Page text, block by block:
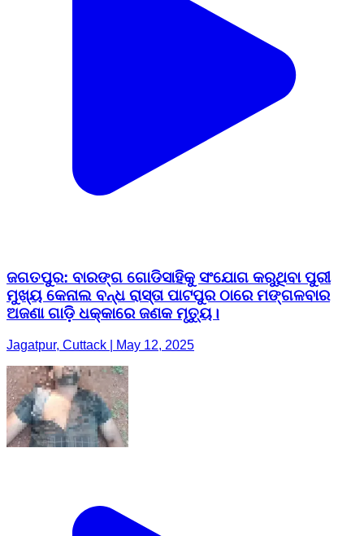
ଜଗତପୁର: ବାରଙ୍ଗ ଗୋଡିସାହିକୁ ସଂଯୋଗ କରୁଥିବା ପୁରୀ
ମୁଖ୍ୟ କେନାଲ ବନ୍ଧ ରାସ୍ତା ପାଟପୁର ଠାରେ ମଙ୍ଗଳବାର
ଅଜଣା ଗାଡ଼ି ଧକ୍କାରେ ଜଣକ ମୃତ୍ୟୁ।
Jagatpur, Cuttack | May 12, 2025